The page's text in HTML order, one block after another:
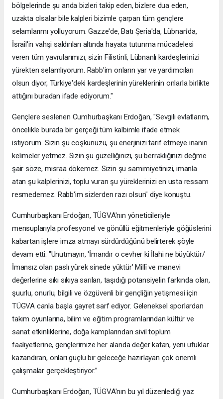
bölgelerinde şu anda bizleri takip eden, bizlere dua eden,
uzakta olsalar bile kalpleri bizimle çarpan tüm gençlere
selamlarımı yolluyorum. Gazze'de, Batı Şeria'da, Lübnan'da,
İsrail'in vahşi saldırıları altında hayata tutunma mücadelesi
veren tüm yavrularımızı, sizin Filistinli, Lübnanlı kardeşlerinizi
yürekten selamlıyorum. Rabb'im onların yar ve yardımcıları
olsun diyor, Türkiye'deki kardeşlerinin yüreklerinin onlarla birlikte
attığını buradan ifade ediyorum."
Gençlere seslenen Cumhurbaşkanı Erdoğan, "Sevgili evlatlarım,
öncelikle burada bir gerçeği tüm kalbimle ifade etmek
istiyorum. Sizin şu coşkunuzu, şu enerjinizi tarif etmeye inanın
kelimeler yetmez. Sizin şu güzelliğinizi, şu berraklığınızı değme
şair söze, mısraa dökemez. Sizin şu samimiyetinizi, imanla
atan şu kalplerinizi, toplu vuran şu yüreklerinizi en usta ressam
resmedemez. Rabb'im sizlerden razı olsun" diye konuştu.
Cumhurbaşkanı Erdoğan, TÜGVA'nın yöneticileriyle
mensuplarıyla profesyonel ve gönüllü eğitmenleriyle göğüslerini
kabartan işlere imza atmayı sürdürdüğünü belirterek şöyle
devam etti: "Unutmayın, 'İmandır o cevher ki İlahi ne büyüktür/
İmansız olan paslı yürek sinede yüktür' Millî ve manevi
değerlerine sıkı sıkıya sarılan, taşıdığı potansiyelin farkında olan,
şuurlu, onurlu, bilgili ve özgüvenli bir gençliğin yetişmesi için
TÜGVA canla başla gayret sarf ediyor. Geleneksel sporlardan
takım oyunlarına, bilim ve eğitim programlarından kültür ve
sanat etkinliklerine, doğa kamplarından sivil toplum
faaliyetlerine, gençlerimize her alanda değer katan, yeni ufuklar
kazandıran, onları güçlü bir geleceğe hazırlayan çok önemli
çalışmalar gerçekleştiriyor.”
Cumhurbaşkanı Erdoğan, TÜGVA'nın bu yıl düzenlediği yaz